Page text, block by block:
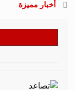
أخبار مميزة